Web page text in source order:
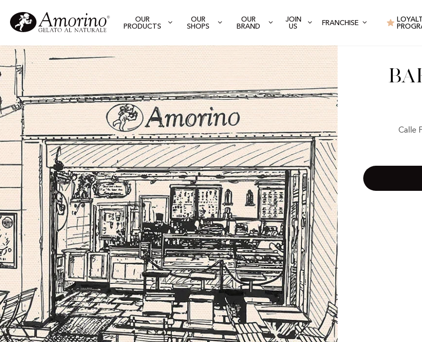
OUR
PRODUCTS
OUR
SHOPS
OUR
BRAND
JOIN
US
FRANCHISE
Calle